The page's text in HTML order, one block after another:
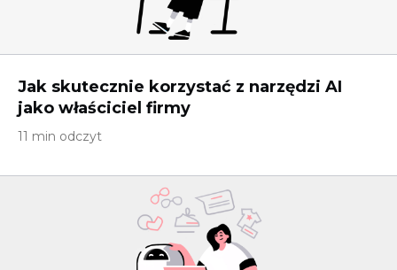
Jak skutecznie korzystać z narzędzi AI
jako właściciel firmy
11 min odczyt